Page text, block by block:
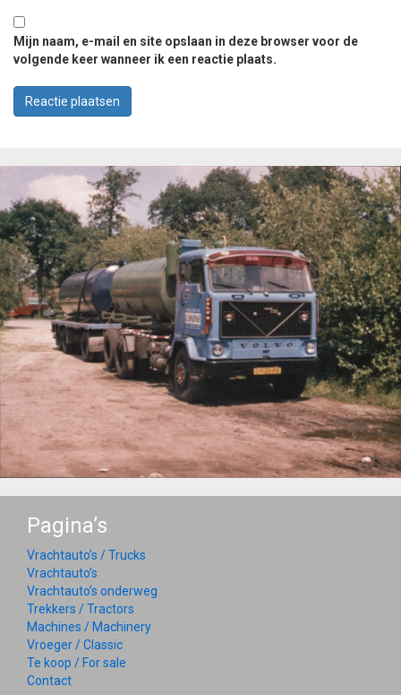
Mijn naam, e-mail en site opslaan in deze browser voor de
volgende keer wanneer ik een reactie plaats.
Pagina’s
Vrachtauto’s / Trucks
Vrachtauto’s
Vrachtauto’s onderweg
Trekkers / Tractors
Machines / Machinery
Vroeger / Classic
Te koop / For sale
Contact